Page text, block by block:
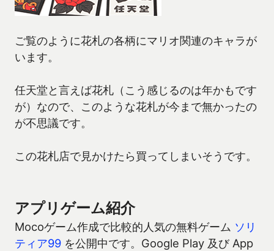
ご覧のように花札の各柄にマリオ関連のキャラが
います。
任天堂と言えば花札（こう感じるのは年かもです
が）なので、このような花札が今まで無かったの
が不思議です。
この花札店で見かけたら買ってしまいそうです。
アプリゲーム紹介
Mocoゲーム作成で比較的人気の無料ゲーム ソリ
ティア99 を公開中です。Google Play 及び App